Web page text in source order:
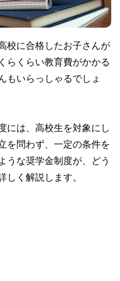
校に合格したお子さんが
らくらい教育費がかかる
もいらっしゃるでしょ
には、高校生を対象にし
を問わず、一定の条件を
うな奨学金制度が、どう
しく解説します。